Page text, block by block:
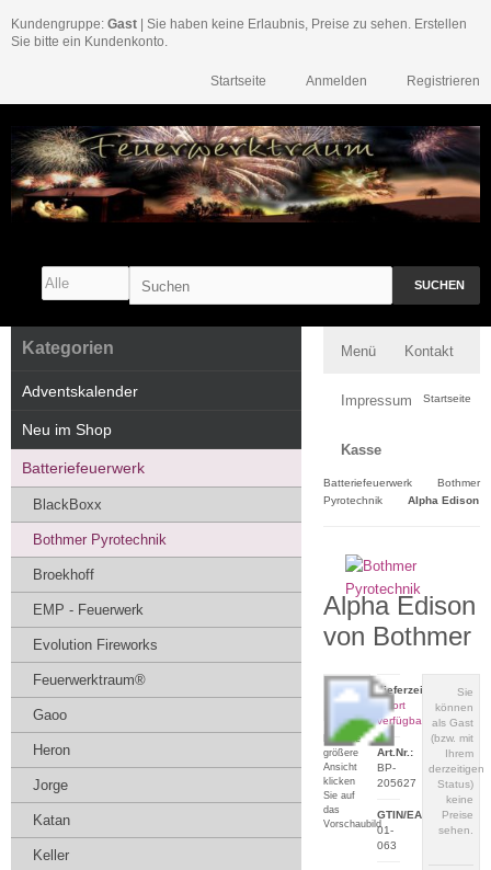
Kundengruppe: Gast | Sie haben keine Erlaubnis, Preise zu sehen. Erstellen
Sie bitte ein Kundenkonto.
Registrieren
Anmelden
Startseite
SUCHEN
Menü Kontakt
Impressum
Kasse
Startseite
Batteriefeuerwerk
Bothmer
Pyrotechnik
Alpha Edison
Alpha Edison
von Bothmer
Für eine
größere
Ansicht
klicken
Sie auf
das
Vorschaubild
Sie
können
als Gast
(bzw. mit
Ihrem
derzeitigen
Status)
keine
Preise
sehen.
Lieferzeit:
sofort
verfügbar
Art.Nr.:
BP-
205627
GTIN/EAN:
01-
063
Kategorien
Adventskalender
Neu im Shop
Batteriefeuerwerk
BlackBoxx
Bothmer Pyrotechnik
Broekhoff
EMP - Feuerwerk
Evolution Fireworks
Feuerwerktraum®
Gaoo
Heron
Jorge
Katan
Keller